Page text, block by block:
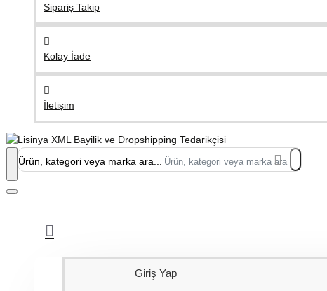
Sipariş Takip
Kolay İade
İletişim
Ürün, kategori veya marka ara...
Giriş Yap